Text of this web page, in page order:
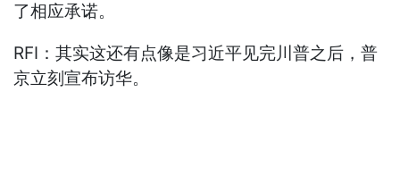
了相应承诺。
RFI：其实这还有点像是习近平见完川普之后，普
京立刻宣布访华。